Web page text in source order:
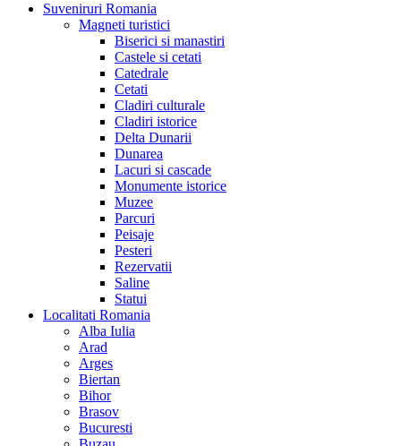
Suveniruri Romania
Magneti turistici
Biserici si manastiri
Castele si cetati
Catedrale
Cetati
Cladiri culturale
Cladiri istorice
Delta Dunarii
Dunarea
Lacuri si cascade
Monumente istorice
Muzee
Parcuri
Peisaje
Pesteri
Rezervatii
Saline
Statui
Localitati Romania
Alba Iulia
Arad
Arges
Biertan
Bihor
Brasov
Bucuresti